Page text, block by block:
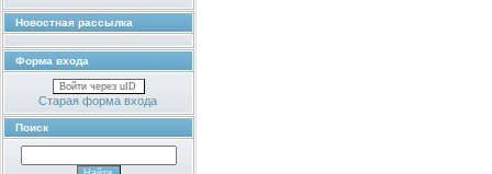
Новостная рассылка
Форма входа
Войти через uID
Старая форма входа
Поиск